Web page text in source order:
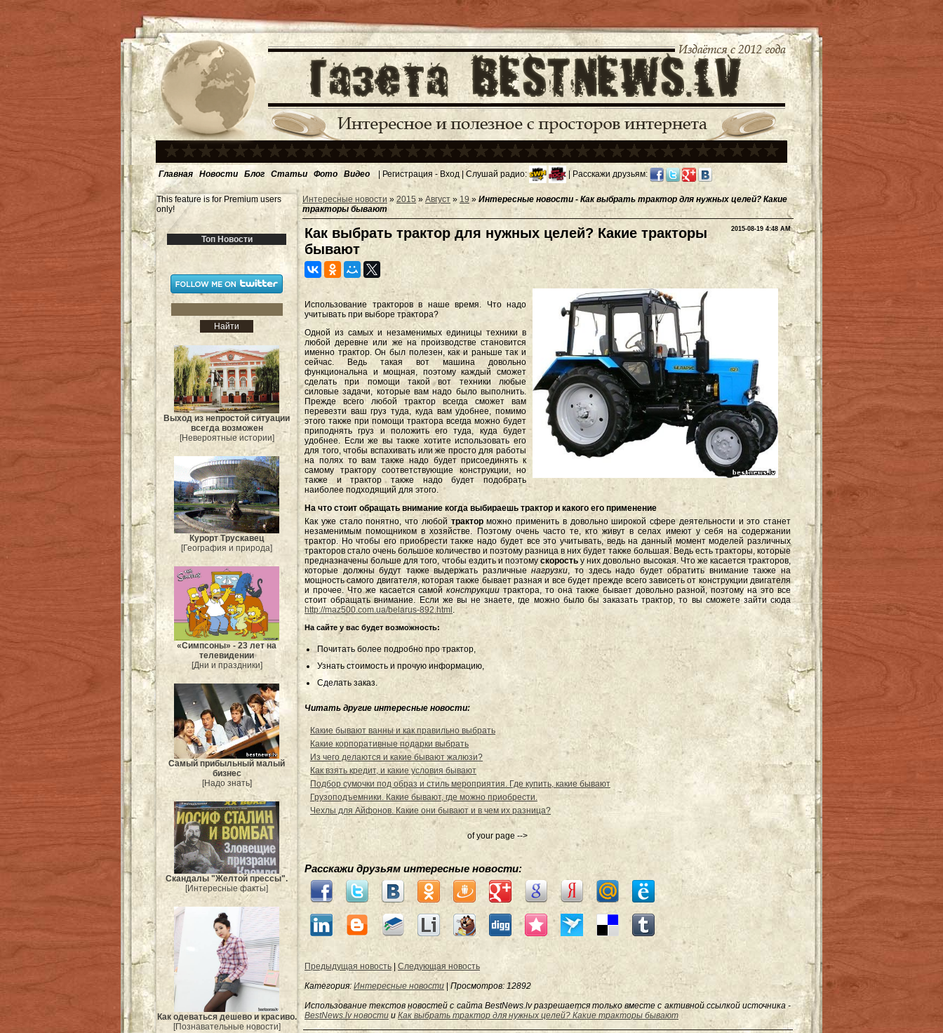
Главная Новости Блог Статьи Фото Видео | Регистрация - Вход | Слушай радио: | Расскажи друзьям:
This feature is for Premium users
only!
Топ Новости
Выход из непростой ситуации
всегда возможен
[Невероятные истории]
Курорт Трускавец
[География и природа]
«Симпсоны» - 23 лет на
телевидении
[Дни и праздники]
Самый прибыльный малый
бизнес
[Надо знать]
Скандалы "Желтой прессы".
[Интересные факты]
Как одеваться дешево и красиво.
[Познавательные новости]
Интересные новости » 2015 » Август » 19 » Интересные новости - Как выбрать трактор для нужных целей? Какие
тракторы бывают
2015-08-19 4:48 AM
Как выбрать трактор для нужных целей? Какие тракторы
бывают
Использование тракторов в наше время. Что надо
учитывать при выборе трактора?
Одной из самых и незаменимых единицы техники в
любой деревне или же на производстве становится
именно трактор. Он был полезен, как и раньше так и
сейчас. Ведь такая вот машина довольно
функциональна и мощная, поэтому каждый сможет
сделать при помощи такой вот техники любые
силовые задачи, которые вам надо было выполнить.
Прежде всего любой трактор всегда сможет вам
перевезти ваш груз туда, куда вам удобнее, помимо
этого также при помощи трактора всегда можно будет
приподнять груз и положить его туда, куда будет
удобнее. Если же вы также хотите использовать его
для того, чтобы вспахивать или же просто для работы
на полях то вам также надо будет присоединять к
самому трактору соответствующие конструкции, но
также и трактор также надо будет подобрать
наиболее подходящий для этого.
На что стоит обращать внимание когда выбираешь трактор и какого его применение
Как уже стало понятно, что любой тракторможно применить в довольно широкой сфере деятельности и это станет
незаменимым помощником в хозяйстве. Поэтому очень часто те, кто живут в селах имеют у себя на содержании
трактор. Но чтобы его приобрести также надо будет все это учитывать, ведь на данный момент моделей различных
тракторов стало очень большое количество и поэтому разница в них будет также большая. Ведь есть тракторы, которые
предназначены больше для того, чтобы ездить и поэтому скоростьу них довольно высокая. Что же касается тракторов,
которые должны будут также выдержать различныенагрузки, то здесь надо будет обратить внимание также на
мощность самого двигателя, которая также бывает разная и все будет прежде всего зависеть от конструкции двигателя
и прочее. Что же касается самойконструкциитрактора, то она также бывает довольно разной, поэтому на это все
стоит обращать внимание. Если же вы не знаете, где можно было бы заказать трактор, то вы сможете зайти сюда
http://maz500.com.ua/belarus-892.html .
На сайте у вас будет возможность:
Почитать более подробно про трактор,
Узнать стоимость и прочую информацию,
Сделать заказ.
Читать другие интересные новости:
Какие бывают ванны и как правильно выбрать
Какие корпоративные подарки выбрать
Из чего делаются и какие бывают жалюзи?
Как взять кредит, и какие условия бывают
Подбор сумочки под образ и стиль мероприятия. Где купить, какие бывают
Грузоподъемники. Какие бывают, где можно приобрести.
Чехлы для Айфонов. Какие они бывают и в чем их разница?
of your page -->
Расскажи друзьям интересные новости:
Предыдущая новость
Следующая новость
Категория: Интересные новости |Просмотров: 12892
Использование текстов новостей с сайта BestNews.lv разрешается только вместе с активной ссылкой источника -
BestNews.lv новости и Как выбрать трактор для нужных целей? Какие тракторы бывают